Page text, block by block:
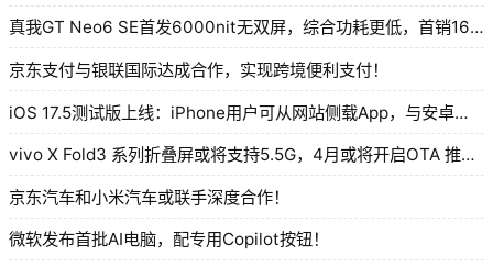
真我GT Neo6 SE首发6000nit无双屏，综合功耗更低，首销1699元起！
京东支付与银联国际达成合作，实现跨境便利支付！
iOS 17.5测试版上线：iPhone用户可从网站侧载App，与安卓相似！
vivo X Fold3 系列折叠屏或将支持5.5G，4月或将开启OTA 推送！
京东汽车和小米汽车或联手深度合作！
微软发布首批AI电脑，配专用Copilot按钮！